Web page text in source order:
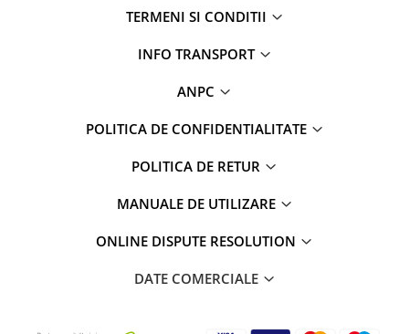
TERMENI SI CONDITII
INFO TRANSPORT
ANPC
POLITICA DE CONFIDENTIALITATE
POLITICA DE RETUR
MANUALE DE UTILIZARE
ONLINE DISPUTE RESOLUTION
DATE COMERCIALE